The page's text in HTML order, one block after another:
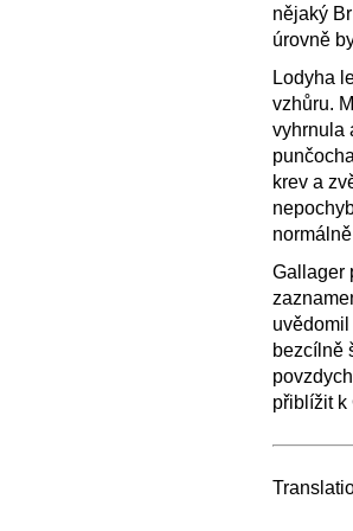
nějaký
úrovně
Lodyha
vzhůru.
vyhrnula
krev a
Gallager
bezcílně
přiblížit k